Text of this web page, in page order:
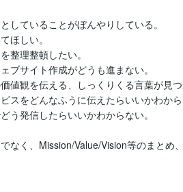
していることがぼんやりしている。
ほしい。
整理整頓したい。
ブサイト作成がどうも進まない。
値観を伝える、しっくりくる言葉が見つ
スをどんなふうに伝えたらいいかわから
う発信したらいいかわからない。
なく、Mission/Value/Vision等のまとめ